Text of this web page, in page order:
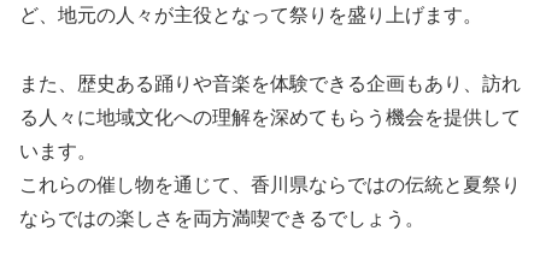
ど、地元の人々が主役となって祭りを盛り上げます。
また、歴史ある踊りや音楽を体験できる企画もあり、訪れ
る人々に地域文化への理解を深めてもらう機会を提供して
います。
これらの催し物を通じて、香川県ならではの伝統と夏祭り
ならではの楽しさを両方満喫できるでしょう。